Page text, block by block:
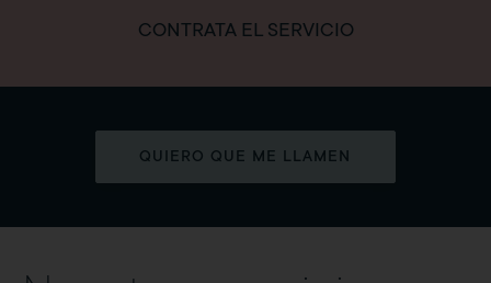
CONTRATA EL SERVICIO
QUIERO QUE ME LLAMEN